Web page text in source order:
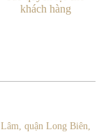
khách hàng
quận Long Biên,